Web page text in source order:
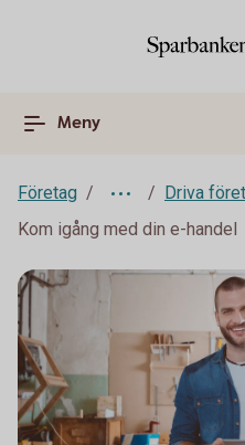
Meny
Företag
Driva
Kom igång med din e-handel